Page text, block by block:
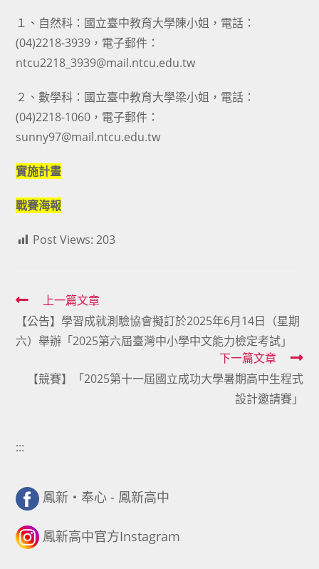
１、自然科：國立臺中教育大學陳小姐，電話：
(04)2218-3939，電子郵件：
ntcu2218_3939@mail.ntcu.edu.tw
２、數學科：國立臺中教育大學梁小姐，電話：
(04)2218-1060，電子郵件：
sunny97@mail.ntcu.edu.tw
實施計畫
戰賽海報
Post Views: 203
Read
more
articles
上一篇文章
【公告】學習成就測驗協會擬訂於2025年6月14日（星期
六）舉辦「2025第六屆臺灣中小學中文能力檢定考試」
下一篇文章
【競賽】「2025第十一屆國立成功大學暑期高中生程式
設計邀請賽」
:::
鳳新・奉心 - 鳳新高中
鳳新高中官方Instagram